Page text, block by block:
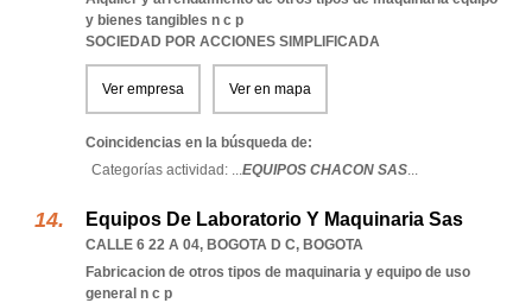
y bienes tangibles n c p
SOCIEDAD POR ACCIONES SIMPLIFICADA
Ver empresa Ver en mapa
Coincidencias en la búsqueda de:
Categorías actividad: ...EQUIPOS CHACON SAS...
Equipos De Laboratorio Y Maquinaria Sas
CALLE 6 22 A 04, BOGOTA D C, BOGOTA
Fabricacion de otros tipos de maquinaria y equipo de uso
general n c p